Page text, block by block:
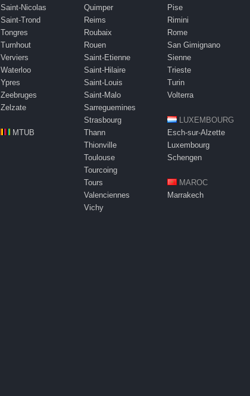
Saint-Nicolas
Saint-Trond
Tongres
Turnhout
Verviers
Waterloo
Ypres
Zeebruges
Zelzate
MTUB
Quimper
Reims
Roubaix
Rouen
Saint-Etienne
Saint-Hilaire
Saint-Louis
Saint-Malo
Sarreguemines
Strasbourg
Thann
Thionville
Toulouse
Tourcoing
Tours
Valenciennes
Vichy
Pise
Rimini
Rome
San Gimignano
Sienne
Trieste
Turin
Volterra
LUXEMBOURG
Esch-sur-Alzette
Luxembourg
Schengen
MAROC
Marrakech